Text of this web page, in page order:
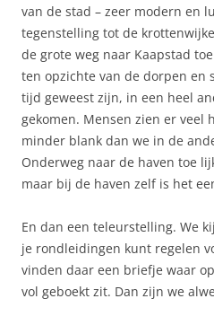
van de stad – zeer modern en
tegenstelling tot de
de grote weg naar Kaapstad
ten opzichte van de dorpen en
tijd geweest zijn, in een heel
gekomen. Mensen zien er veel
minder blank dan we in de
Onderweg naar de haven toe
maar bij de haven zelf is het
En dan een teleurstelling. We
je rondleidingen kunt regelen
vinden daar een briefje waar
vol geboekt zit. Dan zijn we